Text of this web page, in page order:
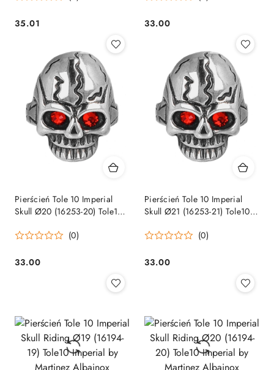
Cena:
35.01 Cena:
33.00
Pierścień Tole 10 Imperial
Skull Ø20 (16253-20) Tole10
(0)
Cena:
33.00
Pierścień Tole 10 Imperial
Skull Ø21 (16253-21) Tole10
(0)
Cena:
33.00